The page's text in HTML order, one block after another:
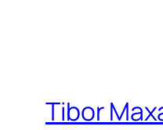
Tibor